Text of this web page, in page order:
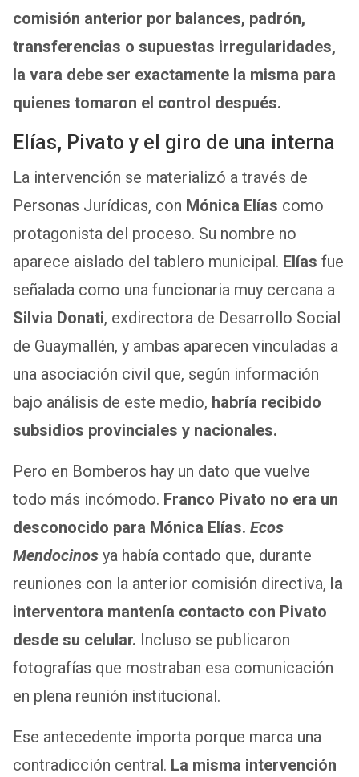
comisión anterior por balances, padrón,
transferencias o supuestas irregularidades,
la vara debe ser exactamente la misma para
quienes tomaron el control después.
Elías, Pivato y el giro de una interna
La intervención se materializó a través de
Personas Jurídicas, con Mónica Elías como
protagonista del proceso. Su nombre no
aparece aislado del tablero municipal. Elías fue
señalada como una funcionaria muy cercana a
Silvia Donati, exdirectora de Desarrollo Social
de Guaymallén, y ambas aparecen vinculadas a
una asociación civil que, según información
bajo análisis de este medio, habría recibido
subsidios provinciales y nacionales.
Pero en Bomberos hay un dato que vuelve
todo más incómodo. Franco Pivato no era un
desconocido para Mónica Elías. Ecos
Mendocinos ya había contado que, durante
reuniones con la anterior comisión directiva, la
interventora mantenía contacto con Pivato
desde su celular. Incluso se publicaron
fotografías que mostraban esa comunicación
en plena reunión institucional.
Ese antecedente importa porque marca una
contradicción central. La misma intervención